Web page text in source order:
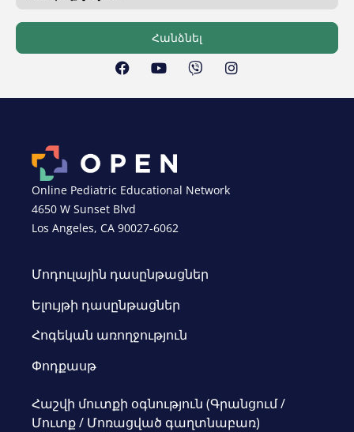
Հանձնել
Online Pediatric Educational Network
4650 W Sunset Blvd
Los Angeles, CA 90027-6062
Մոդուլային դասընթացներ
Ելույթի դասընթացներ
Հոգեկան առողջություն
Փոդքասթ
Հաշվի մուտքի օգնություն (Գրանցում /
Մուտք / Մոռացված գաղտնաբառ)